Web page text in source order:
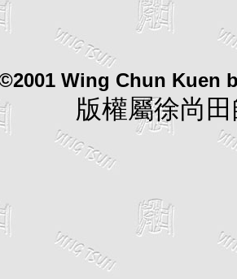
Wing Chun Kuen
版權屬徐尚